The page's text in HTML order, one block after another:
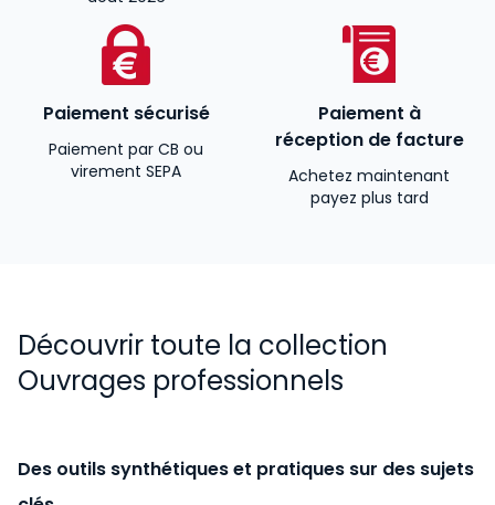
Paiement sécurisé
Paiement par CB ou
virement SEPA
Paiement à
réception de facture
Achetez maintenant
payez plus tard
Découvrir toute la collection
Ouvrages professionnels
Des outils synthétiques et pratiques sur des sujets